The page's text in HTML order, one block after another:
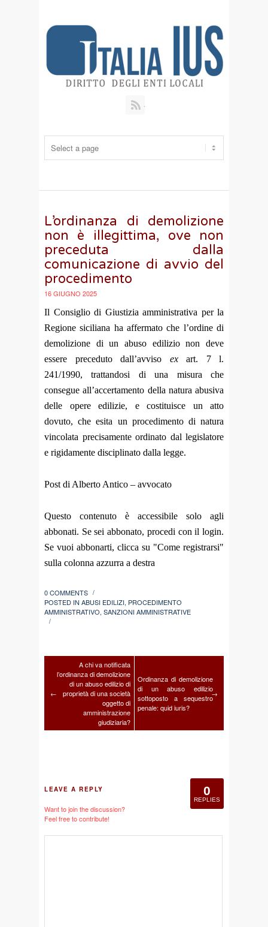
L’ordinanza di demolizione
non è illegittima, ove non
preceduta dalla
comunicazione di avvio del
procedimento
16 GIUGNO 2025
Il Consiglio di Giustizia amministrativa per la
Regione siciliana ha affermato che l’ordine di
demolizione di un abuso edilizio non deve
essere preceduto dall’avviso exart. 7 l.
241/1990, trattandosi di una misura che
consegue all’accertamento della natura abusiva
delle opere edilizie, e costituisce un atto
dovuto, che esita un procedimento di natura
vincolata precisamente ordinato dal legislatore
e rigidamente disciplinato dalla legge.
Post di Alberto Antico – avvocato
Questo contenuto è accessibile solo agli
abbonati. Se sei abbonato, procedi con il login.
Se vuoi abbonarti, clicca su "Come registrarsi"
sulla colonna azzurra a destra
0 COMMENTS /
POSTED IN ABUSI EDILIZI, PROCEDIMENTO
AMMINISTRATIVO,SANZIONI AMMINISTRATIVE
/
←
A chi va notificata
l’ordinanza di demolizione
di un abuso edilizio di
proprietà di una società
oggetto di
amministrazione
giudiziaria?
Ordinanza di demolizione
di un abuso edilizio
sottoposto a sequestro
penale: quid iuris?
→
0
REPLIES
LEAVE A REPLY
Want to join the discussion?
Feel free to contribute!